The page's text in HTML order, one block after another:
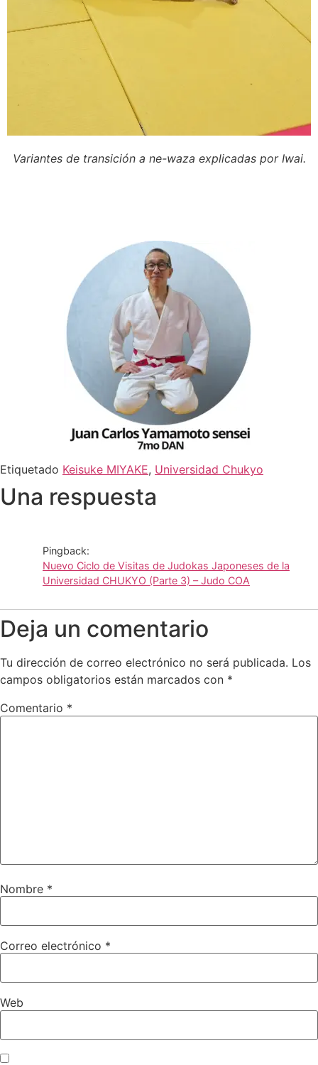
Variantes de transición a ne-waza explicadas por Iwai.
Etiquetado Keisuke MIYAKE, Universidad Chukyo
Una respuesta
Pingback:
Nuevo Ciclo de Visitas de Judokas Japoneses de la
Universidad CHUKYO (Parte 3) – Judo COA
Deja un comentario
Tu dirección de correo electrónico no será publicada. Los
campos obligatorios están marcados con *
Comentario *
Nombre *
Correo electrónico *
Web